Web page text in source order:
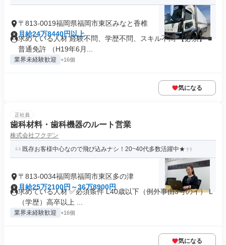
〒813-0019福岡県福岡市東区みなと香椎
月給24万8440円以上
求めている人材 経験不問、学歴不問、スキル不問 【必須】 ■
普通免許 （H19年6月...
業界未経験歓迎 +16個
気になる
正社員
歯科材料・歯科機器のルート営業
株式会社フクデン
既存お客様中心なので飛び込みナシ！20~40代多数活躍中★
〒813-0034福岡県福岡市東区多の津
月給25万2100円～36万8900円
求めている人材 ✅必須条件 L40歳以下（例外事由3号のイ） L
（学歴）高卒以上 ...
業界未経験歓迎 +16個
気になる